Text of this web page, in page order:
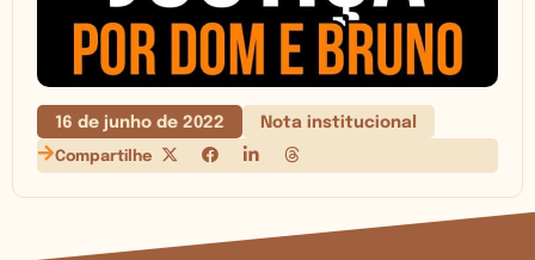
16 de junho de 2022 Nota institucional
Compartilhe